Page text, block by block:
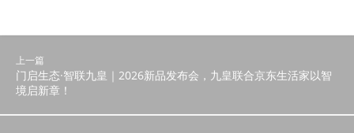
上一篇
门启生态·智联九皇｜2026新品发布会，九皇联合京东生活家以智
境启新章！